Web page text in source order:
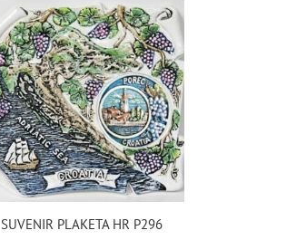
SUVENIR PLAKETA HR P296